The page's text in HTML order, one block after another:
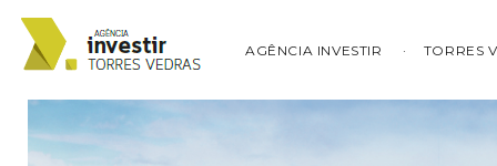
AGÊNCIA INVESTIR TORRES